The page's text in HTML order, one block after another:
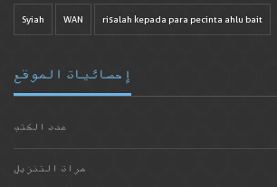
Syiah WAN risalah kepada para pecinta ahlu bait
إحصائيات الموقع
عدد الكتب
مرات التنزيل